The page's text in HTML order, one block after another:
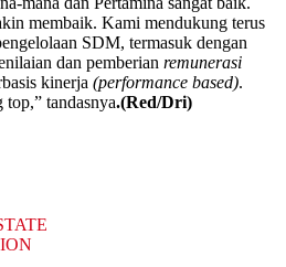
membaik. Kami mendukung terus
SDM, termasuk dengan
dan pemberian remunerasi
kinerja (performance based).
top,” tandasnya.(Red/Dri)